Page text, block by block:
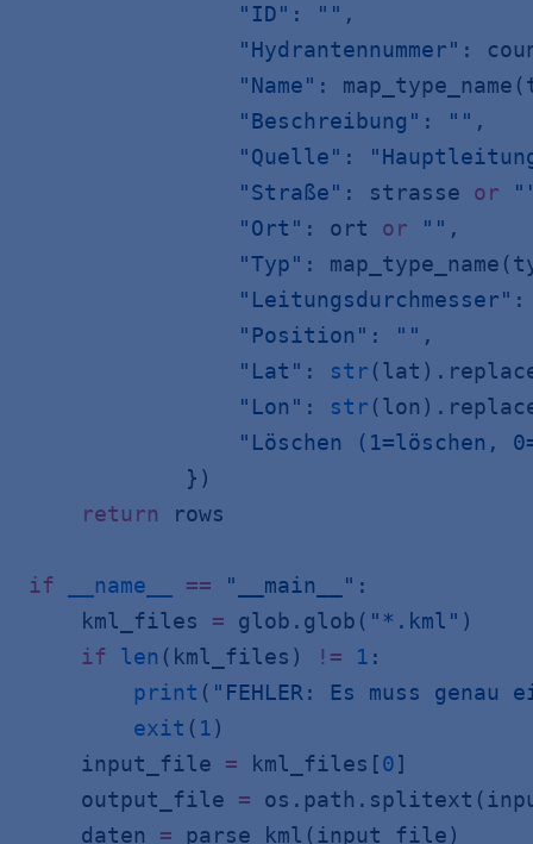
                "ID"
: "" ,
                "Hydrantennummer"
:
                "Name"
:
                "Beschreibung"
: "" ,
                "Quelle"
:
                "Straße"
: strasse or
                "Ort"
: ort or "" ,
                "Typ"
:
                "Leitungsdurchmesser"
:
                "Position"
: "" ,
                "Lat"
: str
                "Lon"
: str
"Löschen (1=löschen,
            })
    return
rows
if __name__ == "__main__" :
    kml_files
= glob.glob( "*.kml" )
    if
len (kml_files) != 1 :
        print
( "FEHLER: Es muss
        exit
( 1)
    input_file
= kml_files[0]
    output_file
=
    daten
= parse_kml(input_file)